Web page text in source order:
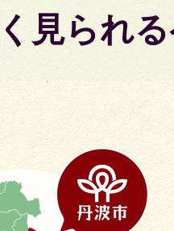
見られ